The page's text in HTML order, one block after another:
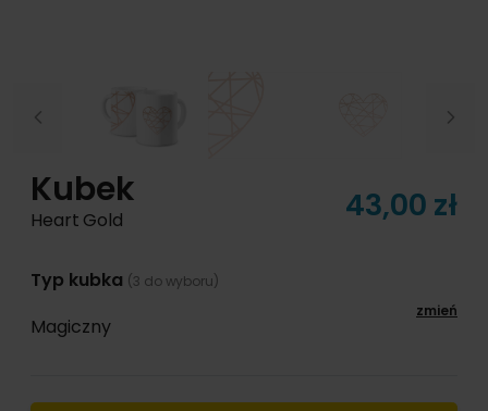
Previous Next
Kubek
Heart Gold 43,00 zł
Typ kubka (3 do wyboru)
Magiczny
zmień